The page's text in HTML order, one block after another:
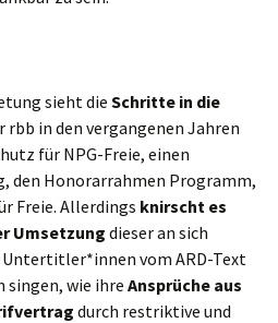
sieht die Schritte in die
rbb in den vergangenen Jahren
für NPG-Freie, einen
den Honorarrahmen Programm,
Freie. Allerdings knirscht es
Umsetzung dieser an sich
Untertitler*innen vom ARD-Text
singen, wie ihre Ansprüche aus
durch restriktive und